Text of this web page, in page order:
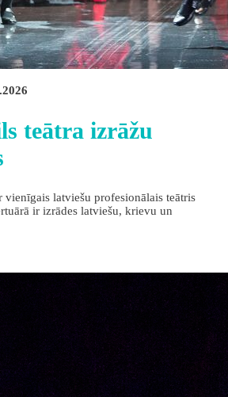
teātra izrāžu
vienīgais latviešu profesionālais teātris
ir izrādes latviešu, krievu un